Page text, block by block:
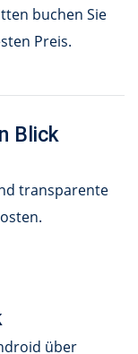
buchen Sie
Preis.
Blick
transparente
über